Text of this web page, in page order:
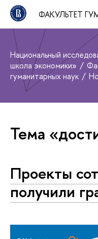
ФАКУЛЬТЕТ
Национальный
школа экономики»
гуманитарных наук
Тема
Проекты
получили